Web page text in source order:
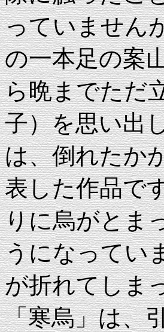
っていません
の一本足の案
ら晩までただ
子）を思い出
は、倒れたか
表した作品で
りに烏がとま
うになってい
が折れてしま
「寒烏」は、